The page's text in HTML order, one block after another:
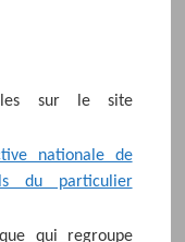
sur le site
nationale de
du particulier
qui regroupe